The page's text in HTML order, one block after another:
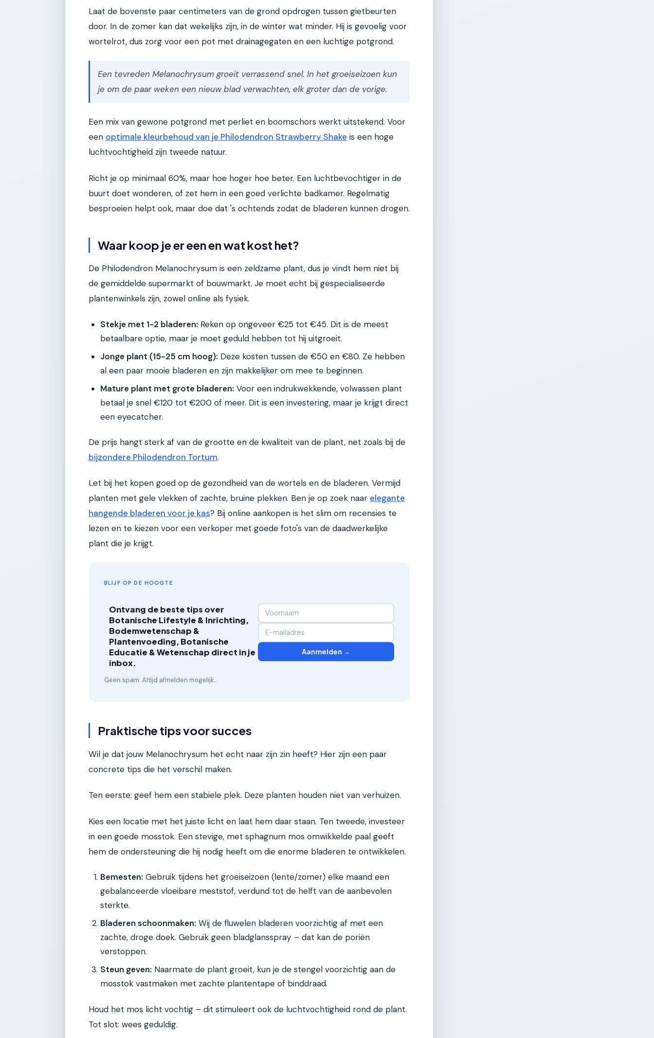
Laat de bovenste paar centimeters van de grond opdrogen tussen gietbeurten
door. In de zomer kan dat wekelijks zijn, in de winter wat minder. Hij is gevoelig voor
wortelrot, dus zorg voor een pot met drainagegaten en een luchtige potgrond.
Een tevreden Melanochrysum groeit verrassend snel. In het groeiseizoen kun
je om de paar weken een nieuw blad verwachten, elk groter dan de vorige.
Een mix van gewone potgrond met perliet en boomschors werkt uitstekend. Voor
een optimale kleurbehoud van je Philodendron Strawberry Shake is een hoge
luchtvochtigheid zijn tweede natuur.
Richt je op minimaal 60%, maar hoe hoger hoe beter. Een luchtbevochtiger in de
buurt doet wonderen, of zet hem in een goed verlichte badkamer. Regelmatig
besproeien helpt ook, maar doe dat 's ochtends zodat de bladeren kunnen drogen.
Waar koop je er een en wat kost het?
De Philodendron Melanochrysum is een zeldzame plant, dus je vindt hem niet bij
de gemiddelde supermarkt of bouwmarkt. Je moet echt bij gespecialiseerde
plantenwinkels zijn, zowel online als fysiek.
Stekje met 1-2 bladeren: Reken op ongeveer €25 tot €45. Dit is de meest
betaalbare optie, maar je moet geduld hebben tot hij uitgroeit.
Jonge plant (15-25 cm hoog): Deze kosten tussen de €50 en €80. Ze hebben
al een paar mooie bladeren en zijn makkelijker om mee te beginnen.
Mature plant met grote bladeren: Voor een indrukwekkende, volwassen plant
betaal je snel €120 tot €200 of meer. Dit is een investering, maar je krijgt direct
een eyecatcher.
De prijs hangt sterk af van de grootte en de kwaliteit van de plant, net zoals bij de
bijzondere Philodendron Tortum.
Let bij het kopen goed op de gezondheid van de wortels en de bladeren. Vermijd
planten met gele vlekken of zachte, bruine plekken. Ben je op zoek naar elegante
hangende bladeren voor je kas? Bij online aankopen is het slim om recensies te
lezen en te kiezen voor een verkoper met goede foto's van de daadwerkelijke
plant die je krijgt.
BLIJF OP DE HOOGTE
Ontvang de beste tips over
Botanische Lifestyle & Inrichting,
Bodemwetenschap &
Plantenvoeding, Botanische
Educatie & Wetenschap direct in je
inbox.
Geen spam. Altijd afmelden mogelijk.
Aanmelden →
Praktische tips voor succes
Wil je dat jouw Melanochrysum het echt naar zijn zin heeft? Hier zijn een paar
concrete tips die het verschil maken.
Ten eerste: geef hem een stabiele plek. Deze planten houden niet van verhuizen.
Kies een locatie met het juiste licht en laat hem daar staan. Ten tweede, investeer
in een goede mosstok. Een stevige, met sphagnum mos omwikkelde paal geeft
hem de ondersteuning die hij nodig heeft om die enorme bladeren te ontwikkelen.
Bemesten: Gebruik tijdens het groeiseizoen (lente/zomer) elke maand een
gebalanceerde vloeibare meststof, verdund tot de helft van de aanbevolen
sterkte.
Bladeren schoonmaken: Wij de fluwelen bladeren voorzichtig af met een
zachte, droge doek. Gebruik geen bladglansspray – dat kan de poriën
verstoppen.
Steun geven: Naarmate de plant groeit, kun je de stengel voorzichtig aan de
mosstok vastmaken met zachte plantentape of binddraad.
Houd het mos licht vochtig – dit stimuleert ook de luchtvochtigheid rond de plant.
Tot slot: wees geduldig.